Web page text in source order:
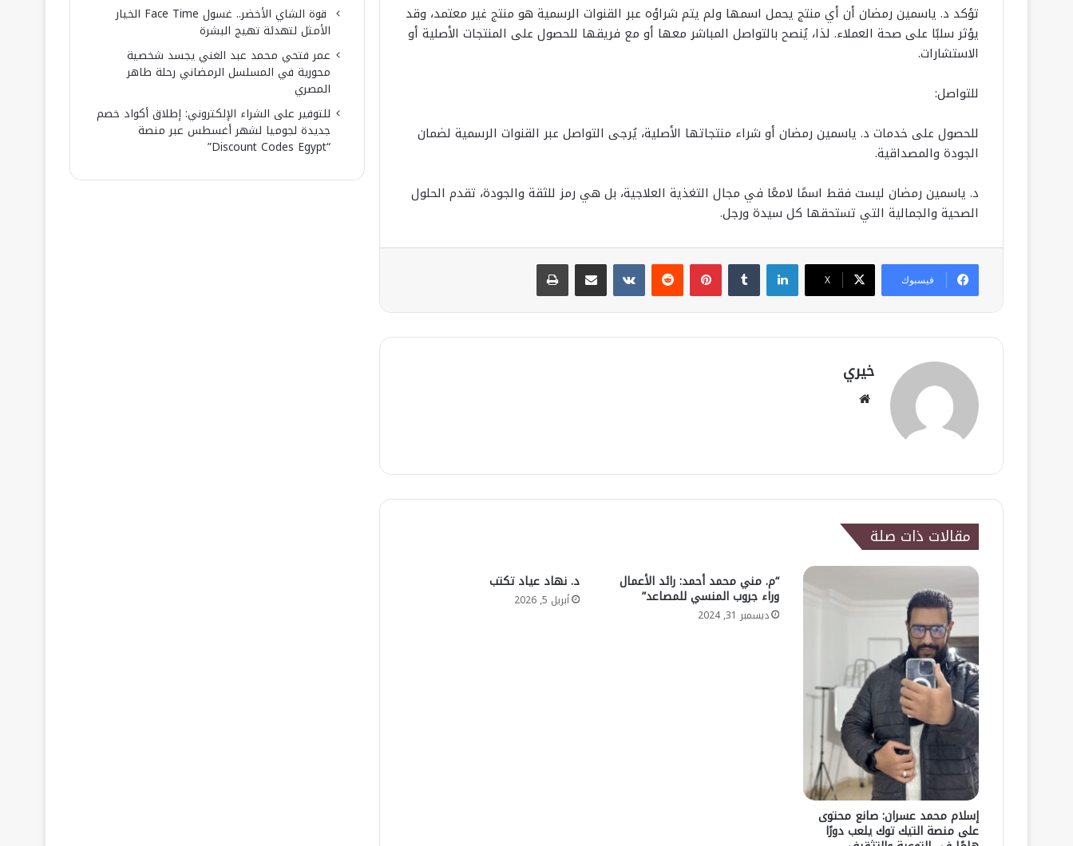
تؤكد د. ياسمين رمضان أن أي منتج يحمل اسمها ولم يتم شراؤه عبر القنوات الرسمية هو منتج غير معتمد، وقد
يؤثر سلبًا على صحة العملاء. لذا، يُنصح بالتواصل المباشر معها أو مع فريقها للحصول على المنتجات الأصلية أو
الاستشارات.
للتواصل:
للحصول على خدمات د. ياسمين رمضان أو شراء منتجاتها الأصلية، يُرجى التواصل عبر القنوات الرسمية لضمان
الجودة والمصداقية.
د. ياسمين رمضان ليست فقط اسمًا لامعًا في مجال التغذية العلاجية، بل هي رمز للثقة والجودة، تقدم الحلول
الصحية والجمالية التي تستحقها كل سيدة ورجل.
فيسبوك ‫X
لينكدإن بينتيريست مشاركة عبر البريد طباعة
خيري
مقالات ذات صلة
إسلام محمد عسران: صانع محتوى
على منصة التيك توك يلعب دورًا
“م. مني محمد أحمد: رائد الأعمال
وراء جروب المنسي للمصاعد”
ديسمبر 31, 2024
د. نهاد عياد تكتب
أبريل 5, 2026
قوة الشاي الأخضر.. غسول Face Time الخيار
الأمثل لتهدئة تهيج البشرة
عمر فتحي محمد عبد الغني يجسد شخصية
محورية في المسلسل الرمضاني رحلة طاهر
المصري
للتوفير على الشراء الإلكتروني: إطلاق أكواد خصم
جديدة لجوميا لشهر أغسطس عبر منصة
“Discount Codes Egypt”